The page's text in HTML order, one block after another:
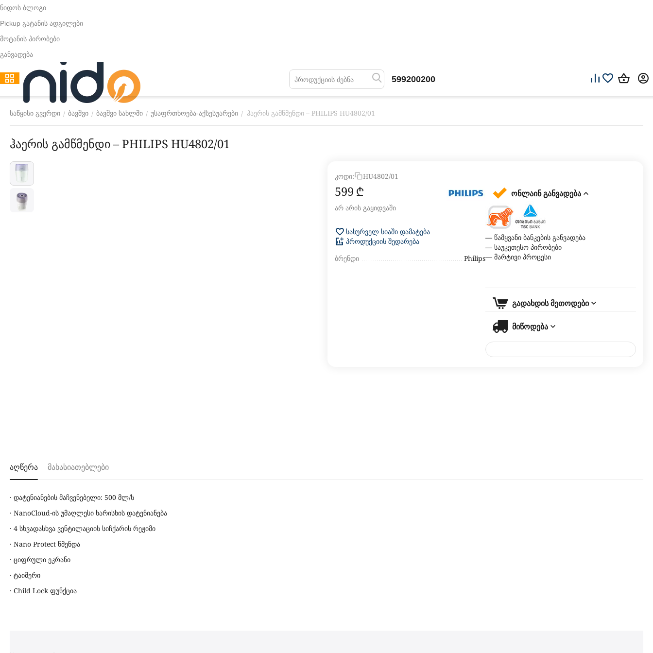
ნიდოს ბლოგი
Pickup გატანის ადგილები
მოტანის პირობები
განვადება
599200200
საწყისი გვერდი / ბავშვი / ბავშვი სახლში / უსაფრთხოება-აქსესუარები / ჰაერის გამწმენდი – PHILIPS HU4802/01
ჰაერის გამწმენდი – PHILIPS HU4802/01
კოდი: HU4802/01
‍599‍ ₾
არ არის გაყიდვაში
სასურველ სიაში დამატება
პროდუქციის შედარება
ბრენდი Philips
ონლაინ განვადება
— წამყვანი ბანკების განვადება
— საუკეთესო პირობები
— მარტივი პროცესი
გადახდის მეთოდები
მიწოდება
აღწერა მახასიათებლები
· დატენიანების მაჩვენებელი: 500 მლ/ს
· NanoCloud-ის უმაღლესი ხარისხის დატენიანება
· 4 სხვადასხვა ვენტილაციის სიჩქარის რეჟიმი
· Nano Protect წმენდა
· ციფრული ეკრანი
· ტაიმერი
· Child Lock ფუნქცია